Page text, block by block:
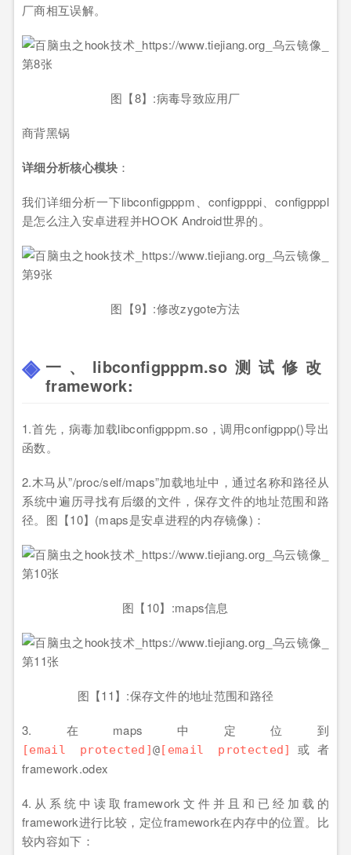
厂商相互误解。
图【8】:病毒导致应用厂
商背黑锅
详细分析核心模块 ：
我们详细分析一下libconfigpppm、configpppi、configpppl
是怎么注入安卓进程并HOOK Android世界的。
图【9】:修改zygote方法
一、libconfigpppm.so测试修改
framework:
1.首先，病毒加载libconfigpppm.so，调用configppp()导出
函数。
2.木马从”/proc/self/maps”加载地址中，通过名称和路径从
系统中遍历寻找有后缀的文件，保存文件的地址范围和路
径。图【10】(maps是安卓进程的内存镜像)：
图【10】:maps信息
图【11】:保存文件的地址范围和路径
3.在maps中定位到
[email protected]@[email protected]
或者
framework.odex
4.从系统中读取framework文件并且和已经加载的
framework进行比较，定位framework在内存中的位置。比
较内容如下：